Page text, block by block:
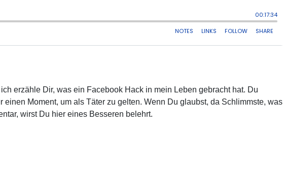
erzähle Dir, was ein Facebook Hack in mein Leben gebracht hat. Du
Moment, um als Täter zu gelten. Wenn Du glaubst, da Schlimmste, was
wirst Du hier eines Besseren belehrt.